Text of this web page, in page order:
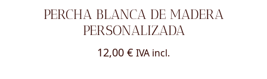
PERCHA BLANCA DE MADERA
PERSONALIZADA
12,00 € IVA incl.